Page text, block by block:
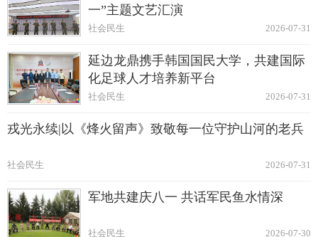
一”主题文艺汇演
2026-07-31
社会民生
延边龙鼎携手韩国国民大学，共建国际
化足球人才培养新平台
2026-07-31
社会民生
戎光永续|以《烽火留声》致敬每一位守护山河的老兵
2026-07-31
社会民生
军地共建庆八一 共话军民鱼水情深
2026-07-30
社会民生